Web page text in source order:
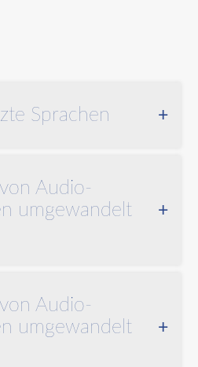
Sprachen
folgender Sprachen
:
Audio-
umgewandelt
Palette an
.flac .iff .m4a .m4b .mid
.ogg .ra .ram .snd .wav
Audio-
umgewandelt